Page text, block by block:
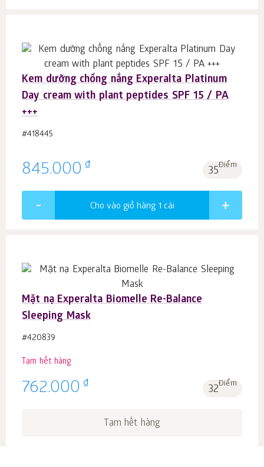
Kem dưỡng chống nắng Experalta Platinum
Day cream with plant peptides SPF 15 / PA
+++
#418445
845.000 ₫ 35Điểm
Cho vào giỏ hàng 1 cái
Mặt nạ Experalta Biomelle Re-Balance
Sleeping Mask
#420839
Tạm hết hàng
762.000 ₫ 32Điểm
Tạm hết hàng